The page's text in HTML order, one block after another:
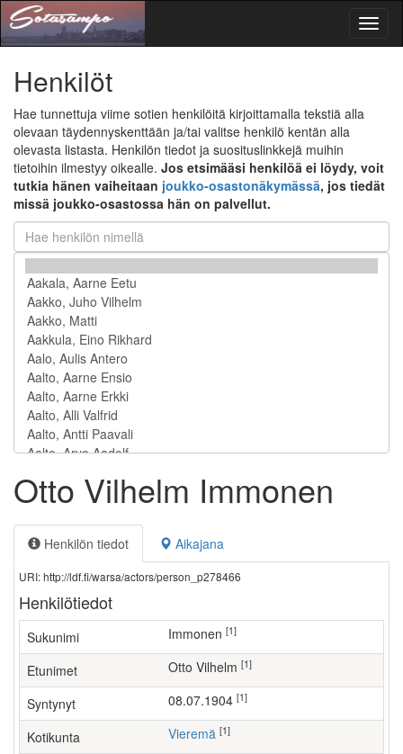
Henkilöt
Hae tunnettuja viime sotien henkilöitä kirjoittamalla tekstiä alla
olevaan täydennyskenttään ja/tai valitse henkilö kentän alla
olevasta listasta. Henkilön tiedot ja suosituslinkkejä muihin
tietoihin ilmestyy oikealle. Jos etsimääsi henkilöä ei löydy, voit
tutkia hänen vaiheitaan joukko-osastonäkymässä, jos tiedät
missä joukko-osastossa hän on palvellut.
Otto Vilhelm Immonen
Henkilön tiedot Aikajana
URI: http://ldf.fi/warsa/actors/person_p278466
Henkilötiedot
Sukunimi Immonen [1]
Etunimet Otto Vilhelm [1]
Syntynyt 08.07.1904 [1]
Kotikunta Vieremä [1]